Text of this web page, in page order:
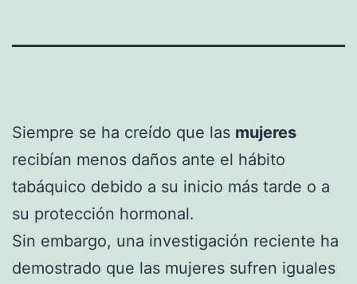
Siempre se ha creído que las mujeres
recibían menos daños ante el hábito
tabáquico debido a su inicio más tarde o a
su protección hormonal.
Sin embargo, una investigación reciente ha
demostrado que las mujeres sufren iguales